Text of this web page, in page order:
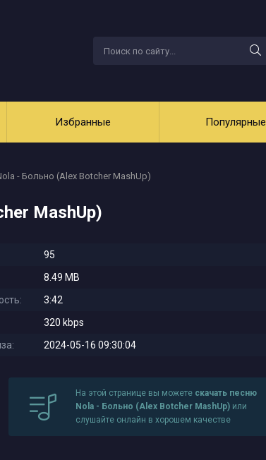
Избранные Популярные
- Больно (Alex Botcher MashUp)
MashUp)
95
8.49 MB
3:42
320 kbps
2024-05-16 09:30:04
На этой странице вы можете скачать песню
Nola - Больно (Alex Botcher MashUp) или
слушайте онлайн в хорошем качестве